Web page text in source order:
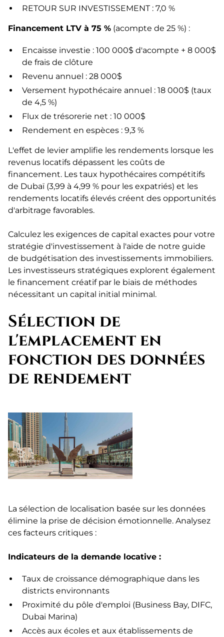
RETOUR SUR INVESTISSEMENT : 7,0 %
Financement LTV à 75 % (acompte de 25 %) :
Encaisse investie : 100 000$ d'acompte + 8 000$
de frais de clôture
Revenu annuel : 28 000$
Versement hypothécaire annuel : 18 000$ (taux
de 4,5 %)
Flux de trésorerie net : 10 000$
Rendement en espèces : 9,3 %
L'effet de levier amplifie les rendements lorsque les
revenus locatifs dépassent les coûts de
financement. Les taux hypothécaires compétitifs
de Dubaï (3,99 à 4,99 % pour les expatriés) et les
rendements locatifs élevés créent des opportunités
d'arbitrage favorables.
Calculez les exigences de capital exactes pour votre
stratégie d'investissement à l'aide de notre guide
de budgétisation des investissements immobiliers.
Les investisseurs stratégiques explorent également
le financement créatif par le biais de méthodes
nécessitant un capital initial minimal.
Sélection de
l'emplacement en
fonction des données
de rendement
La sélection de localisation basée sur les données
élimine la prise de décision émotionnelle. Analysez
ces facteurs critiques :
Indicateurs de la demande locative :
Taux de croissance démographique dans les
districts environnants
Proximité du pôle d'emploi (Business Bay, DIFC,
Dubai Marina)
Accès aux écoles et aux établissements de